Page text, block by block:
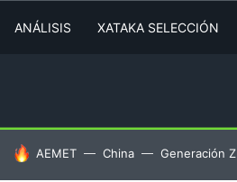
ANÁLISIS XATAKA SELECCIÓN
HOY SE HABLA DE
AEMET China Generación Z